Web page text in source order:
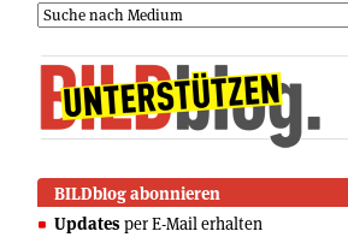
BILDblog abonnieren
Updates per E-Mail erhalten